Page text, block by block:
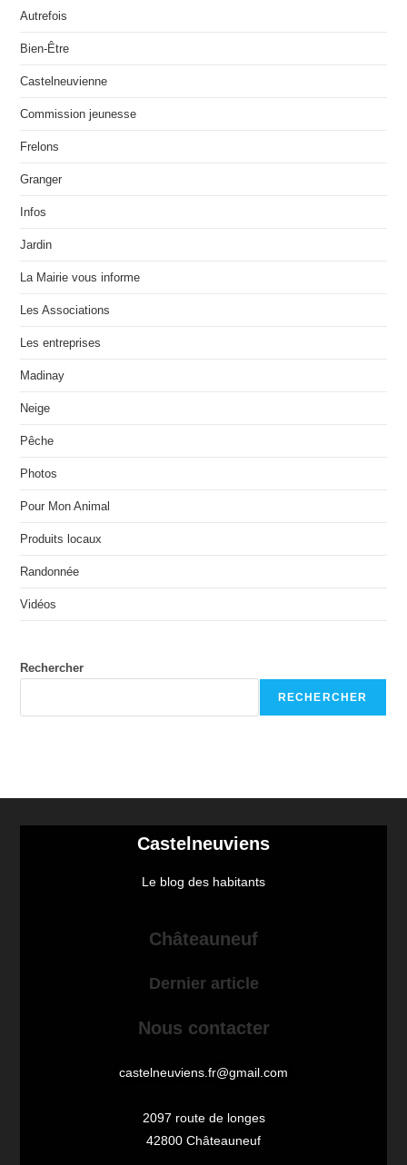
Autrefois
Bien-Être
Castelneuvienne
Commission jeunesse
Frelons
Granger
Infos
Jardin
La Mairie vous informe
Les Associations
Les entreprises
Madinay
Neige
Pêche
Photos
Pour Mon Animal
Produits locaux
Randonnée
Vidéos
Rechercher
RECHERCHER
Castelneuviens
Le blog des habitants
Châteauneuf
Dernier article
Nous contacter
castelneuviens.fr@gmail.com
2097 route de longes
42800 Châteauneuf